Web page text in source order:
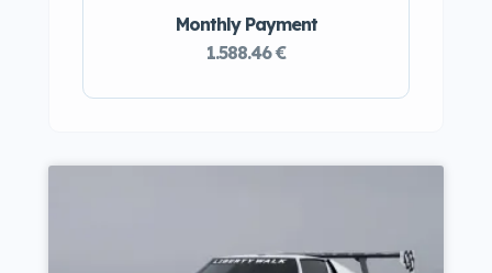
Monthly Payment
1.588.46 €